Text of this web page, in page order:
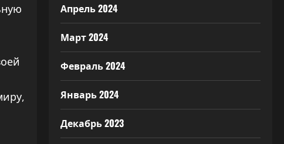
Апрель 2024
Март 2024
Февраль 2024
Январь 2024
Декабрь 2023